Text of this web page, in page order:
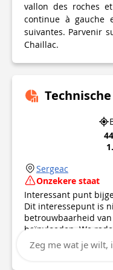
vallon des roches
continue à gauche
suivantes. Parvenir
Chaillac.
Sergeac
Onzekere staat
Interessant punt
Dit interessepunt is
betrouwbaarheid
beïnvloeden. We
alle nodige
auteur bent,
Zeg me wat je wilt,